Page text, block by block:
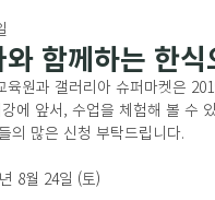
함께하는 한
육원과 갤러리아 슈퍼마켓은
에 앞서, 수업을 체험해 볼 수
의 많은 신청 부탁드립니다.
8월 24일 (토)